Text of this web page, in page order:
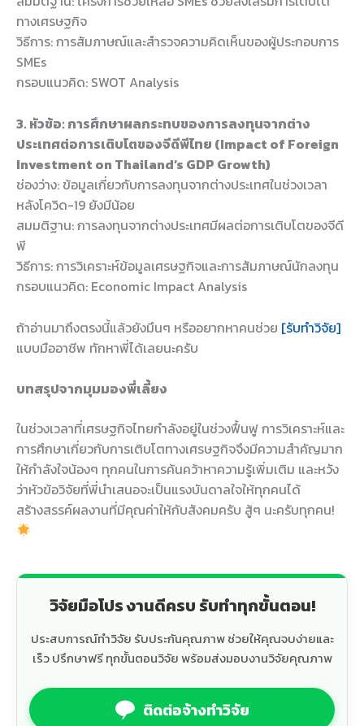
ทางเศรษฐกิจ
วิธีการ: การสัมภาษณ์และสำรวจความคิดเห็นของผู้ประกอบการ
SMEs
กรอบแนวคิด: SWOT Analysis
3. หัวข้อ: การศึกษาผลกระทบของการลงทุนจากต่าง
ประเทศต่อการเติบโตของจีดีพีไทย (Impact of Foreign
Investment on Thailand’s GDP Growth)
ช่องว่าง: ข้อมูลเกี่ยวกับการลงทุนจากต่างประเทศในช่วงเวลา
หลังโควิด-19 ยังมีน้อย
สมมติฐาน: การลงทุนจากต่างประเทศมีผลต่อการเติบโตของจีดี
พี
วิธีการ: การวิเคราะห์ข้อมูลเศรษฐกิจและการสัมภาษณ์นักลงทุน
กรอบแนวคิด: Economic Impact Analysis
ถ้าอ่านมาถึงตรงนี้แล้วยังมึนๆ หรืออยากหาคนช่วย [รับทำวิจัย]
แบบมืออาชีพ ทักหาพี่ได้เลยนะครับ
บทสรุปจากมุมมองพี่เลี้ยง
ในช่วงเวลาที่เศรษฐกิจไทยกำลังอยู่ในช่วงฟื้นฟู การวิเคราะห์และ
การศึกษาเกี่ยวกับการเติบโตทางเศรษฐกิจจึงมีความสำคัญมาก
ให้กำลังใจน้องๆ ทุกคนในการค้นคว้าหาความรู้เพิ่มเติม และหวัง
ว่าหัวข้อวิจัยที่พี่นำเสนอจะเป็นแรงบันดาลใจให้ทุกคนได้
สร้างสรรค์ผลงานที่มีคุณค่าให้กับสังคมครับ สู้ๆ นะครับทุกคน!
วิจัยมือโปร งานดีครบ รับทำทุกขั้นตอน!
ประสบการณ์ทำวิจัย รับประกันคุณภาพ ช่วยให้คุณจบง่ายและ
เร็ว ปรึกษาฟรี ทุกขั้นตอนวิจัย พร้อมส่งมอบงานวิจัยคุณภาพ
ติดต่อจ้างทำวิจัย